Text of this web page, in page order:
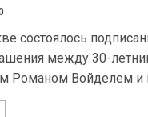
состоялось
между 30-
Романом Войделем и